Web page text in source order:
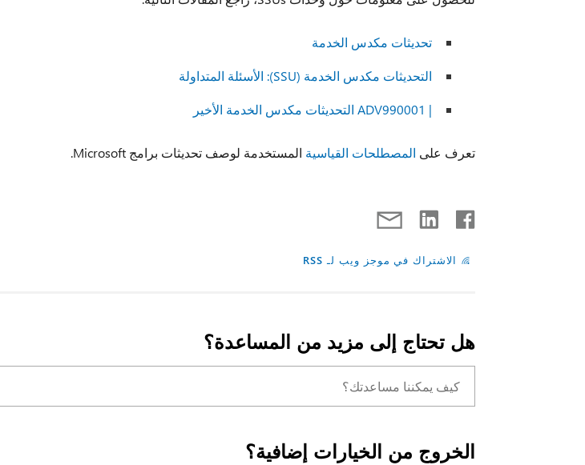
تحديثات مكدس الخدمة
التحديثات مكدس الخدمة (SSU): الأسئلة المتداولة
| ADV990001 التحديثات مكدس الخدمة الأخير
تعرف على المصطلحات القياسية المستخدمة لوصف تحديثات برامج Microsoft.
الاشتراك في موجز ويب لـ RSS
هل تحتاج إلى مزيد من المساعدة؟
الخروج من الخيارات إضافية؟